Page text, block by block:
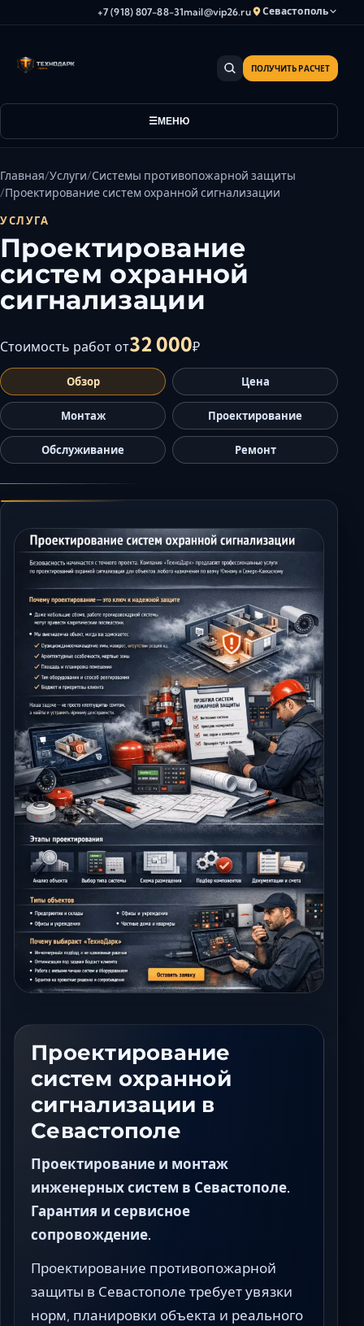
+7 (918) 807-88-31mail@vip26.ru Севастополь
Анапа
Владикавказ
Волгодонск
Керчь
Кисловодск
Краснодар
Магас
Махачкала
Назрань
Нальчик
Новороссийск
Пятигорск
Ростов-на-Дону
Севастополь
Симферополь
Сочи
Ставрополь
Таганрог
Феодосия
Черкесск
Шахты
Элиста
Ялта
МЕНЮ
ПОЛУЧИТЬ РАСЧЕТ
Главная Услуги Системы противопожарной защиты
Проектирование систем охранной сигнализации
УСЛУГА
Проектирование
систем охранной
сигнализации
Стоимость работ от32 000₽
Обзор Цена
Монтаж Проектирование
Обслуживание Ремонт
Проектирование
систем охранной
сигнализации в
Севастополе
Проектирование и монтаж
инженерных систем в Севастополе.
Гарантия и сервисное
сопровождение.
Проектирование противопожарной
защиты в Севастополе требует увязки
норм, планировки объекта и реального